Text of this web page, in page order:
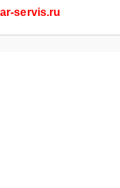
servis.ru